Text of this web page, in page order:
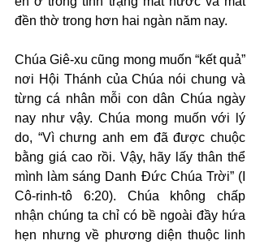
đền thờ trong hơn hai ngàn năm nay.
Chúa Giê-xu cũng mong muốn “kết quả”
nơi Hội Thánh của Chúa nói chung và
từng cá nhân mỗi con dân Chúa ngày
nay như vậy. Chúa mong muốn với lý
do, “Vì chưng anh em đã được chuộc
bằng giá cao rồi. Vậy, hãy lấy thân thể
mình làm sáng Danh Đức Chúa Trời” (I
Cô-rinh-tô 6:20). Chúa không chấp
nhận chúng ta chỉ có bề ngoài đầy hứa
hẹn nhưng về phương diện thuộc linh